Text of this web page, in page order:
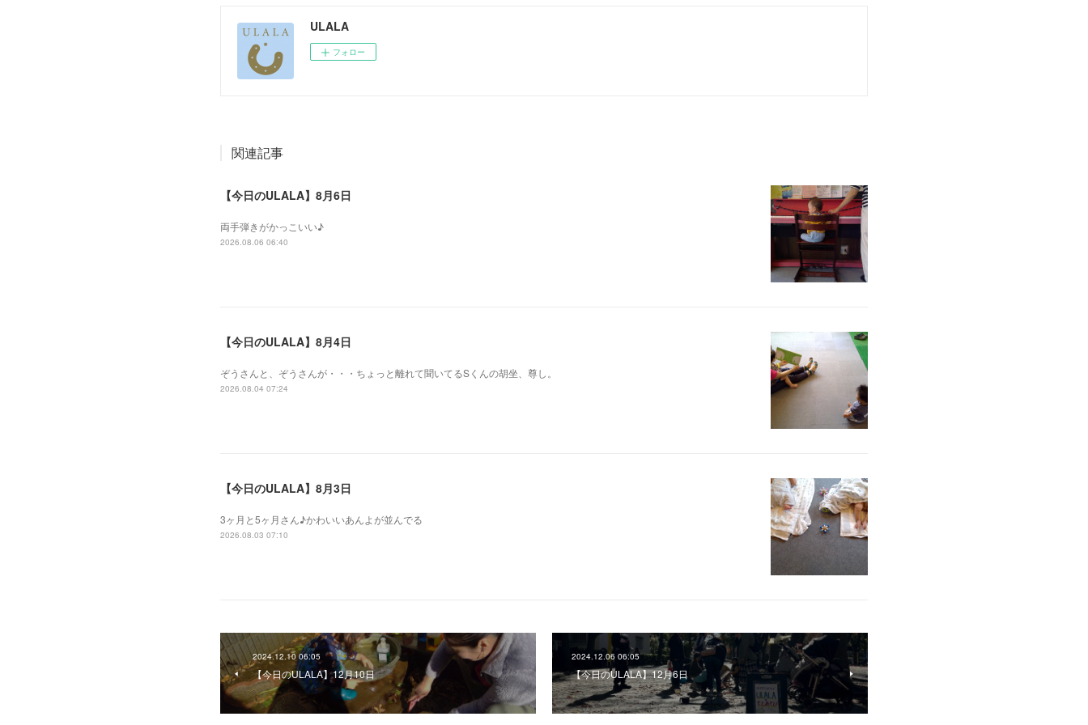
ULALA
フォロー
関連記事
【今日のULALA】8月6日
両手弾きがかっこいい♪
2026.08.06 06:40
【今日のULALA】8月4日
ぞうさんと、ぞうさんが・・・ちょっと離れて聞いてるSくんの胡坐、尊し。
2026.08.04 07:24
【今日のULALA】8月3日
3ヶ月と5ヶ月さん♪かわいいあんよが並んでる
2026.08.03 07:10
2024.12.10 06:05
【今日のULALA】12月10日
2024.12.06 06:05
【今日のULALA】12月6日